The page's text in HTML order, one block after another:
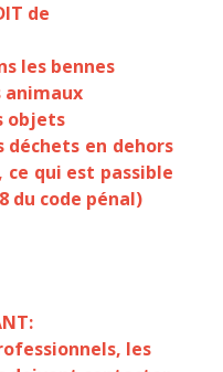
de
bennes
en dehors
qui est passible
du code pénal)
les